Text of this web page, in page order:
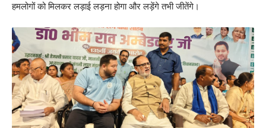
हमलोगों को मिलकर लड़ाई लड़ना होगा और लड़ेंगे तभी जीतेंगे।